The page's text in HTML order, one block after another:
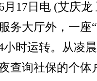
17日电 (艾庆龙
务大厅外，一座
小时运转。从凌
查询社保的个体